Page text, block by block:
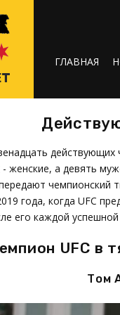
ГЛАВНАЯ
женские, а девять
года, когда UFC
его каждой
UFC в
Том